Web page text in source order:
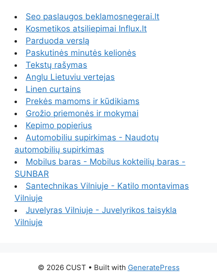
Seo paslaugos beklamosnegerai.lt
Kosmetikos atsiliepimai Influx.lt
Parduoda verslą
Paskutinės minutės kelionės
Tekstų rašymas
Anglu Lietuviu vertejas
Linen curtains
Prekės mamoms ir kūdikiams
Grožio priemonės ir mokymai
Kepimo popierius
Automobiliu supirkimas - Naudotų
automobilių supirkimas
Mobilus baras - Mobilus kokteilių baras -
SUNBAR
Santechnikas Vilniuje - Katilo montavimas
Vilniuje
Juvelyras Vilniuje - Juvelyrikos taisykla
Vilniuje
© 2026 CUST • Built with GeneratePress